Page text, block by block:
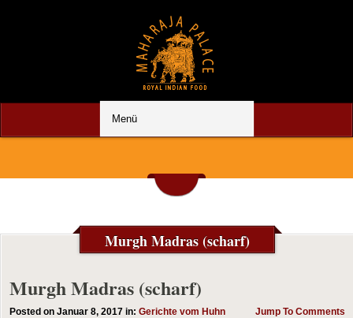
Murgh Madras (scharf)
Murgh Madras (scharf)
Posted on Januar 8, 2017 in: Gerichte vom Huhn Jump To Comments